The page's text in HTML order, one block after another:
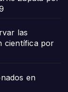
las
científica por
en